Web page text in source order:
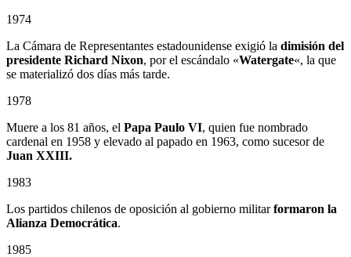
1974
La Cámara de Representantes estadounidense exigió la dimisión del
presidente Richard Nixon, por el escándalo «Watergate«, la que
se materializó dos días más tarde.
1978
Muere a los 81 años, el Papa Paulo VI, quien fue nombrado
cardenal en 1958 y elevado al papado en 1963, como sucesor de
Juan XXIII.
1983
Los partidos chilenos de oposición al gobierno militarformaron la
Alianza Democrática.
1985